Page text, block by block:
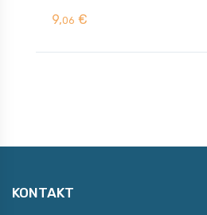
9,06 €
KONTAKT